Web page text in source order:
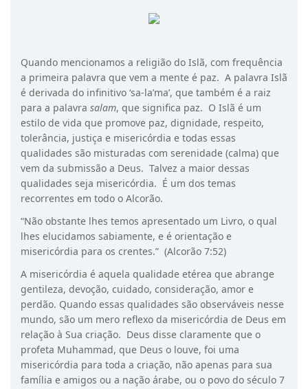
Quando mencionamos a religião do Islã, com frequência
a primeira palavra que vem a mente é paz. A palavra Islã
é derivada do infinitivo ‘sa-la’ma’, que também é a raiz
para a palavra salam, que significa paz. O Islã é um
estilo de vida que promove paz, dignidade, respeito,
tolerância, justiça e misericórdia e todas essas
qualidades são misturadas com serenidade (calma) que
vem da submissão a Deus. Talvez a maior dessas
qualidades seja misericórdia. É um dos temas
recorrentes em todo o Alcorão.
“Não obstante lhes temos apresentado um Livro, o qual
lhes elucidamos sabiamente, e é orientação e
misericórdia para os crentes.” (Alcorão 7:52)
A misericórdia é aquela qualidade etérea que abrange
gentileza, devoção, cuidado, consideração, amor e
perdão. Quando essas qualidades são observáveis nesse
mundo, são um mero reflexo da misericórdia de Deus em
relação à Sua criação. Deus disse claramente que o
profeta Muhammad, que Deus o louve, foi uma
misericórdia para toda a criação, não apenas para sua
família e amigos ou a nação árabe, ou o povo do século 7